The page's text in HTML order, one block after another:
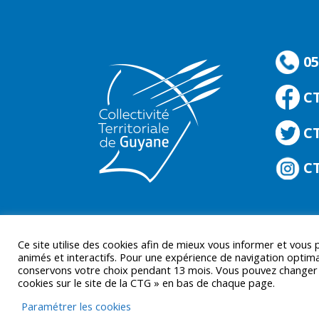
© CTGUYANE 2016 |
Ce site utilise des cookies afin de mieux vous informer et
animés et interactifs. Pour une expérience de navigation
conservons votre choix pendant 13 mois. Vous pouvez
cookies sur le site de la CTG » en bas de chaque page.
Paramétrer les cookies